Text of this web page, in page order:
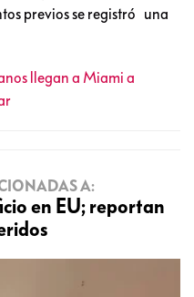
previos se registró una
llegan a Miami a
A:
en EU; reportan